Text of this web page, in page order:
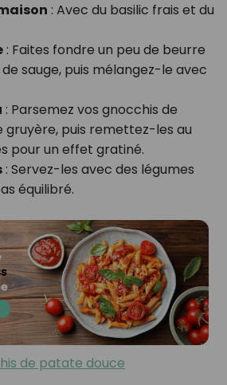
: Avec du basilic frais et du
: Faites fondre un peu de beurre
sauge, puis mélangez-le avec
: Parsemez vos gnocchis de
gruyère, puis remettez-les au
pour un effet gratiné.
: Servez-les avec des légumes
équilibré.
de patate douce